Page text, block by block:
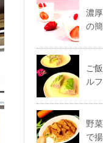
濃
の
ご
ル
野
で